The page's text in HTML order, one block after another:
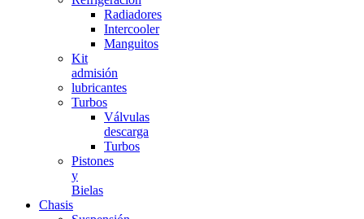
Radiadores
Intercooler
Manguitos
Kit
admisión
lubricantes
Turbos
Válvulas
descarga
Turbos
Pistones
y
Bielas
Chasis